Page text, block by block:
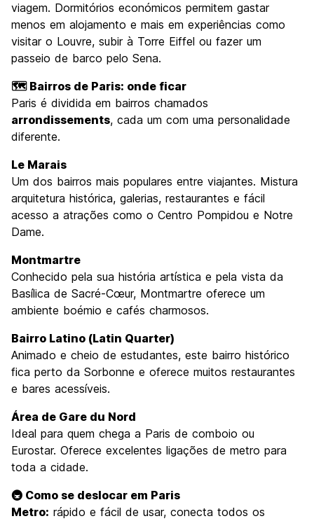
viagem. Dormitórios económicos permitem gastar
menos em alojamento e mais em experiências como
visitar o Louvre, subir à Torre Eiffel ou fazer um
passeio de barco pelo Sena.
🗺️ Bairros de Paris: onde ficar
Paris é dividida em bairros chamados
arrondissements, cada um com uma personalidade
diferente.
Le Marais
Um dos bairros mais populares entre viajantes. Mistura
arquitetura histórica, galerias, restaurantes e fácil
acesso a atrações como o Centro Pompidou e Notre
Dame.
Montmartre
Conhecido pela sua história artística e pela vista da
Basílica de Sacré-Cœur, Montmartre oferece um
ambiente boémio e cafés charmosos.
Bairro Latino (Latin Quarter)
Animado e cheio de estudantes, este bairro histórico
fica perto da Sorbonne e oferece muitos restaurantes
e bares acessíveis.
Área de Gare du Nord
Ideal para quem chega a Paris de comboio ou
Eurostar. Oferece excelentes ligações de metro para
toda a cidade.
🚇 Como se deslocar em Paris
Metro: rápido e fácil de usar, conecta todos os